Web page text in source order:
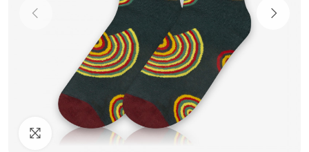
Clique para ampliar